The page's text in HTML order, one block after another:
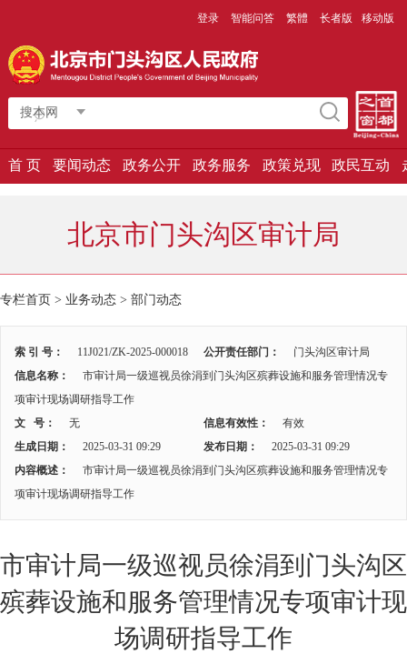
登录 智能问答 繁體 长者版 移动版
搜本网
首 页 要闻动态 政务公开 政务服务 政策兑现 政民互动
北京市门头沟区审计局
专栏首页 > 业务动态 > 部门动态
索 引 号： 11J021/ZK-2025-000018 公开责任部门：
门头沟区审计局
信息名称：
市审计局一级巡视员徐涓到门头沟区殡葬设施和服务管理情况专
项审计现场调研指导工作
文 号：
无 信息有效性：
有效
生成日期：
2025-03-31 09:29 发布日期：
2025-03-31 09:29
内容概述：
市审计局一级巡视员徐涓到门头沟区殡葬设施和服务管理情况专
项审计现场调研指导工作
市审计局一级巡视员徐涓到门头沟区
殡葬设施和服务管理情况专项审计现
场调研指导工作